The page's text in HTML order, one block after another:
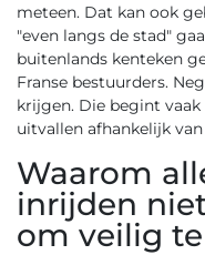
meteen. Dat kan ook
"even langs de stad"
buitenlands kenteken
Franse bestuurders.
krijgen. Die begint
uitvallen afhankelijk
Waarom
inrijden
om veilig